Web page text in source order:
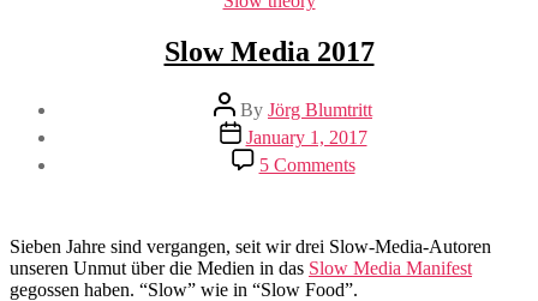
Slow Media 2017
Post
author
By Jörg Blumtritt
Post
date
January 1, 2017
5 Commentson
Slow
Sieben Jahre sind vergangen, seit wir drei Slow-Media-Autoren
unseren Unmut über die Medien in das Slow Media Manifest
gegossen haben. “Slow” wie in “Slow Food”.